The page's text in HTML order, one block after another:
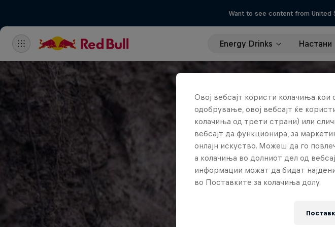
Want to see content from United
Energy Drinks Настани
Овој вебсајт користи колачиња
одобрување, овој вебсајт ќе
колачиња од трети страни) или
вебсајт да функционира, за
онлајн искуство. Можеш да го
а колачиња во долниот дел од
информации можат да бидат
во Поставките за колачиња долу.